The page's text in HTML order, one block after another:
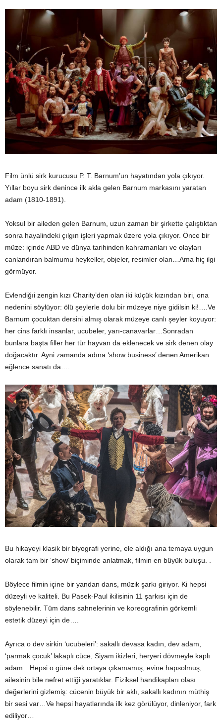
Film ünlü sirk kurucusu P. T. Barnum’un hayatından yola çıkıyor.
Yıllar boyu sirk denince ilk akla gelen Barnum markasını yaratan
adam (1810-1891).
Yoksul bir aileden gelen Barnum, uzun zaman bir şirkette çalıştıktan
sonra hayalindeki çılgın işleri yapmak üzere yola çıkıyor. Önce bir
müze: içinde ABD ve dünya tarihinden kahramanları ve olayları
canlandıran balmumu heykeller, objeler, resimler olan…Ama hiç ilgi
görmüyor.
Evlendiğıi zengin kızı Charity’den olan iki küçük kızından biri, ona
nedenini söylüyor: ölü şeylerle dolu bir müzeye niye gidilsin ki!….Ve
Barnum çocuktan dersini almış olarak müzeye canlı şeyler koyuyor:
her cins farklı insanlar, ucubeler, yarı-canavarlar…Sonradan
bunlara başta filler her tür hayvan da eklenecek ve sirk denen olay
doğacaktır. Ayni zamanda adına ‘show business’ denen Amerikan
eğlence sanatı da….
Bu hikayeyi klasik bir biyografi yerine, ele aldığı ana temaya uygun
olarak tam bir ‘show’ biçiminde anlatmak, filmin en büyük buluşu. .
Böylece filmin içine bir yandan dans, müzik şarkı giriyor. Ki hepsi
düzeyli ve kaliteli. Bu Pasek-Paul ikilisinin 11 şarkısı için de
söylenebilir. Tüm dans sahnelerinin ve koreografinin görkemli
estetik düzeyi için de….
Ayrıca o dev sirkin ‘ucubeleri’: sakallı devasa kadın, dev adam,
‘parmak çocuk’ lakaplı cüce, Siyam ikizleri, heryeri dövmeyle kaplı
adam…Hepsi o güne dek ortaya çıkamamış, evine hapsolmuş,
ailesinin bile nefret ettiği yaratıklar. Fiziksel handikapları olası
değerlerini gizlemiş: cücenin büyük bir aklı, sakallı kadının müthiş
bir sesi var…Ve hepsi hayatlarında ilk kez görülüyor, dinleniyor, fark
ediliyor…